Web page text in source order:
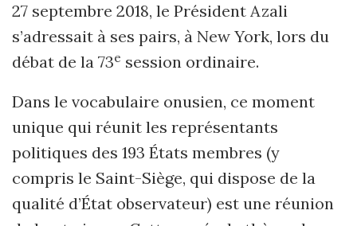
27 septembre 2018, le Président Azali
s’adressait à ses pairs, à New York, lors du
débat de la 73e session ordinaire.
Dans le vocabulaire onusien, ce moment
unique qui réunit les représentants
politiques des 193 États membres (y
compris le Saint-Siège, qui dispose de la
qualité d’État observateur) est une réunion